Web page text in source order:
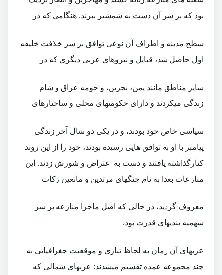
بود که بر سر آن دست به شمشیر ببرند. هنگامی که در
سطح مدینه و اطراف آن نوعی توافق بر سر خلافت خلیفه
اول حاصل شد، قبایل و نیروهای عربی دیگری که در
سایر مناطق مانند یمن، بحرین، و حومه عراق و شام
زندگی میکردند و دارای حکومتهای محلی و ساختارهای
سیاسی خاص خود بودند، و در یکی دو سال آخر زندگی
پیامبر با او به توافق هایی رسیده بودند، خود را از این روند
کنارگذاشته یافتند و دست به اعتراض و شورش زدند. این
منازعات بعدا به نام جنگهای مرتدین و مانعین زکات
معروف گردید، در حالی که اصل ماجرا منازعه بر سر
سهمیه بندیهای قدرت بود.
عربهای آن زمان به لحاظ تباری و موقعیت جغرافیایی به
چند مجموعه عمده تقسیم میشدند: عربهای شمالی که